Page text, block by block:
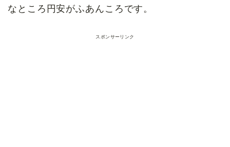
なところ円安がふあんころです。
スポンサーリンク